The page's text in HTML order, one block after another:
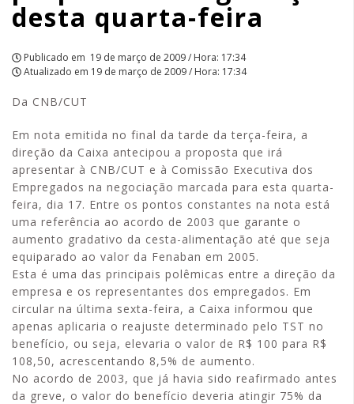
desta quarta-feira
Publicado em 19 de março de 2009 / Hora: 17:34
Atualizado em 19 de março de 2009 / Hora: 17:34
Da CNB/CUT
Em nota emitida no final da tarde da terça-feira, a
direção da Caixa antecipou a proposta que irá
apresentar à CNB/CUT e à Comissão Executiva dos
Empregados na negociação marcada para esta quarta-
feira, dia 17. Entre os pontos constantes na nota está
uma referência ao acordo de 2003 que garante o
aumento gradativo da cesta-alimentação até que seja
equiparado ao valor da Fenaban em 2005.
Esta é uma das principais polêmicas entre a direção da
empresa e os representantes dos empregados. Em
circular na última sexta-feira, a Caixa informou que
apenas aplicaria o reajuste determinado pelo TST no
benefício, ou seja, elevaria o valor de R$ 100 para R$
108,50, acrescentando 8,5% de aumento.
No acordo de 2003, que já havia sido reafirmado antes
da greve, o valor do benefício deveria atingir 75% da